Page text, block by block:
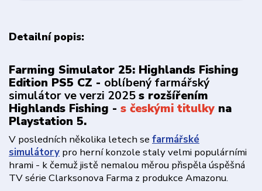
Detailní popis:
Farming Simulator 25: Highlands Fishing
Edition PS5 CZ - oblíbený farmářský
simulátor ve verzi 2025s rozšířením
Highlands Fishing - s českými titulky na
Playstation 5.
V posledních několika letech se farmářské
simulátory pro herní konzole staly velmi populárními
hrami - k čemuž jistě nemalou měrou přispěla úspěšná
TV série Clarksonova Farma z produkce Amazonu.